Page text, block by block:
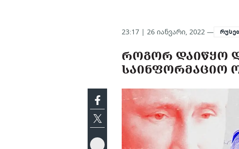
23:17 | 26 იანვარი, 2022 —
ᲠᲝᲒᲝᲠ ᲓᲐᲘᲬᲧᲝ
ᲡᲐᲘᲜᲤᲝᲠᲛᲐᲪᲘᲝ